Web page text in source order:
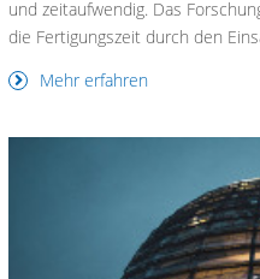
und zeitaufwendig. Das
die Fertigungszeit durch den
Mehr erfahren